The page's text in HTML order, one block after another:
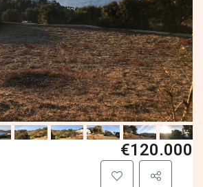
€120.000